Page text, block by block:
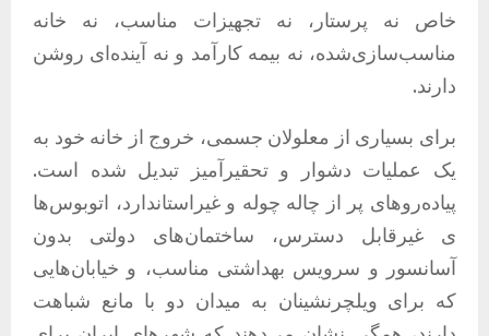
خاص نه پرستار، نه تجهیزات مناسب، نه خانه
مناسب‌سازی‌شده، نه بیمه کارآمد و نه آینده‌ای روشن
دارند.
برای بسیاری از معلولان جسمی، خروج از خانه خود به
یک عملیات دشوار و تحقیرآمیز تبدیل شده است.
پیاده‌روهای پر از چاله چوله و غیراستاندارد، اتوبوس‌ها
ی غیرقابل دسترس، ساختمان‌های دولتی بدون
آسانسور و سرویس بهداشتی مناسب، و خیابان‌هایی
که برای ویلچرنشینان به میدان دو با مانع شباهت